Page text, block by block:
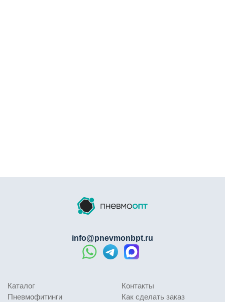
Каталог
Пневмофитинги
Контакты
Как сделать заказ
info@pnevmonbpt.ru